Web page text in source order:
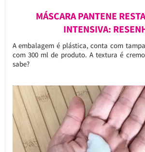
MÁSCARA PANTENE
INTENSIVA:
A embalagem é plástica, conta com
com 300 ml de produto. A textura é
sabe?